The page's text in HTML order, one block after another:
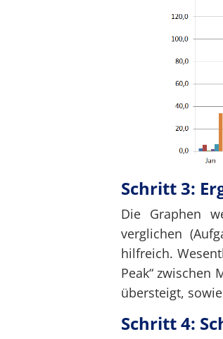
Schritt 3:
Die Graphen
verglichen
hilfreich.
Peak“ zwischen
übersteigt,
Schritt 4: